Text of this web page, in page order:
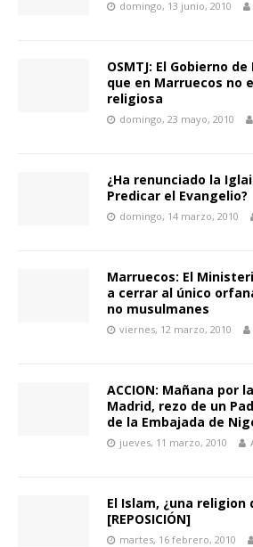
domingo, 13 junio, 2010
OSMTJ: El Gobierno
que en Marruecos no
religiosa
domingo, 23 mayo, 2010
¿Ha renunciado la
Predicar el Evangelio?
domingo, 14 marzo, 2010
Marruecos: El
a cerrar al único
no musulmanes
viernes, 12 marzo, 2010
ACCION: Mañana por
Madrid, rezo de un
de la Embajada de
jueves, 11 marzo, 2010
El Islam, ¿una religion
[REPOSICIÓN]
martes, 16 febrero, 2010